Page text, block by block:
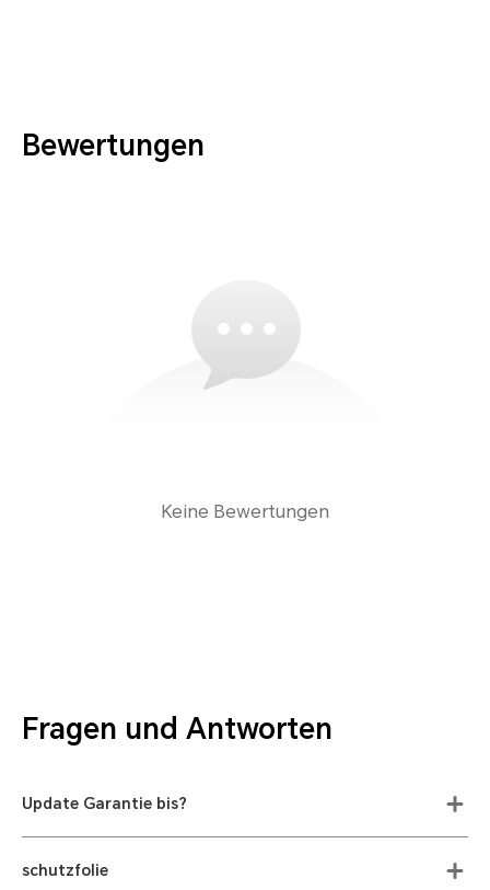
Bewertungen
Keine Bewertungen
Fragen und Antworten
Update Garantie bis?
schutzfolie